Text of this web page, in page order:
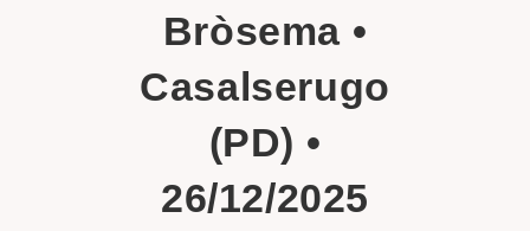
Bròsema •
Casalserugo
(PD) •
26/12/2025